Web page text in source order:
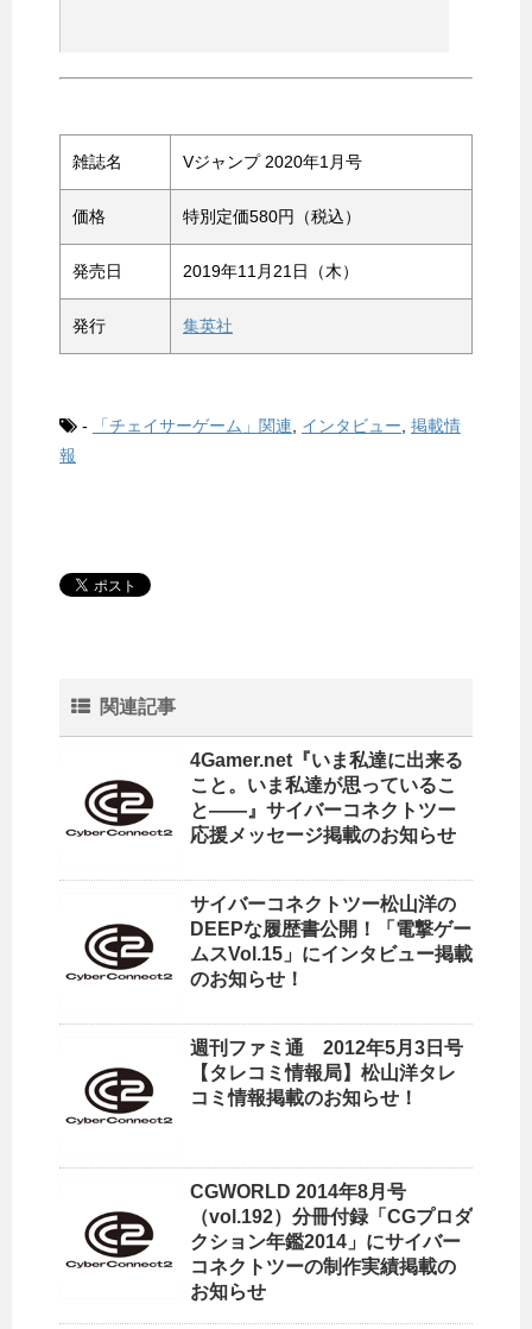
雑誌名 Vジャンプ 2020年1月号
価格 特別定価580円（税込）
発売日 2019年11月21日（木）
発行 集英社
- 「チェイサーゲーム」関連 インタビュー 掲載情
報
関連記事
4Gamer.net『いま私達に出来る
こと。いま私達が思っているこ
と――』サイバーコネクトツー
応援メッセージ掲載のお知らせ
サイバーコネクトツー松山洋の
DEEPな履歴書公開！「電撃ゲー
ムスVol.15」にインタビュー掲載
のお知らせ！
週刊ファミ通 2012年5月3日号
【タレコミ情報局】松山洋タレ
コミ情報掲載のお知らせ！
CGWORLD 2014年8月号
（vol.192）分冊付録「CGプロダ
クション年鑑2014」にサイバー
コネクトツーの制作実績掲載の
お知らせ